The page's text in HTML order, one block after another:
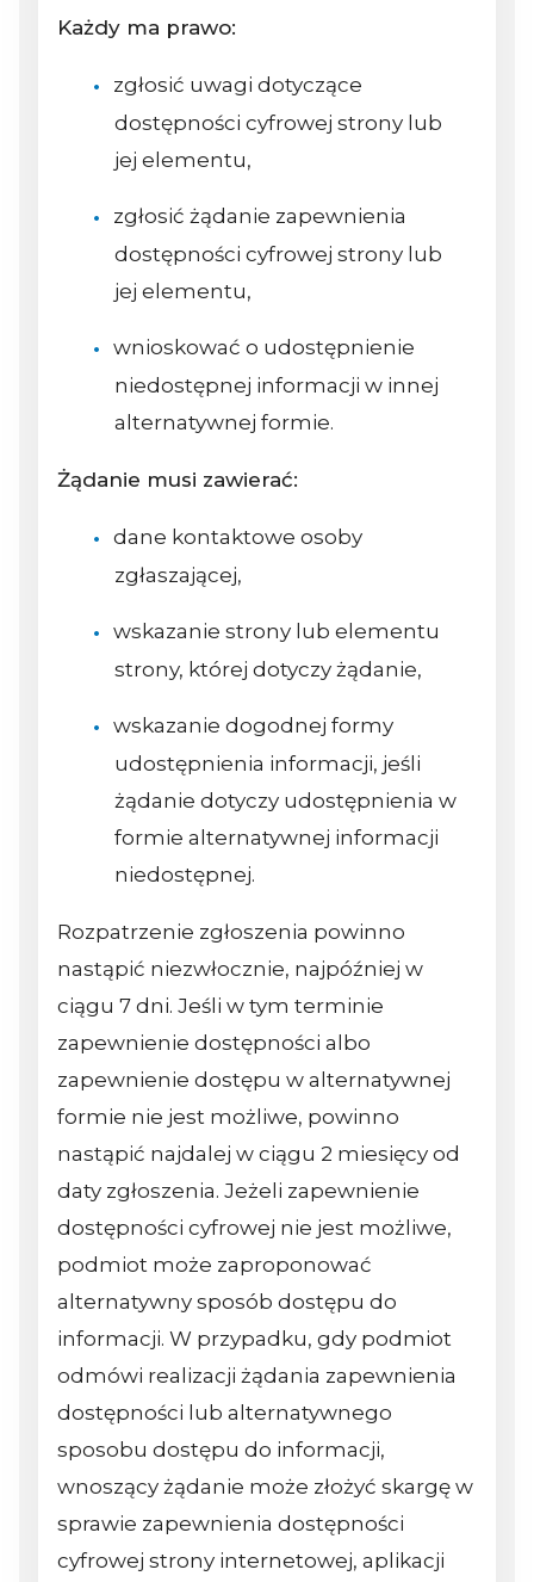
Każdy ma prawo:
zgłosić uwagi dotyczące
dostępności cyfrowej strony lub
jej elementu,
zgłosić żądanie zapewnienia
dostępności cyfrowej strony lub
jej elementu,
wnioskować o udostępnienie
niedostępnej informacji w innej
alternatywnej formie.
Żądanie musi zawierać:
dane kontaktowe osoby
zgłaszającej,
wskazanie strony lub elementu
strony, której dotyczy żądanie,
wskazanie dogodnej formy
udostępnienia informacji, jeśli
żądanie dotyczy udostępnienia w
formie alternatywnej informacji
niedostępnej.
Rozpatrzenie zgłoszenia powinno
nastąpić niezwłocznie, najpóźniej w
ciągu 7 dni. Jeśli w tym terminie
zapewnienie dostępności albo
zapewnienie dostępu w alternatywnej
formie nie jest możliwe, powinno
nastąpić najdalej w ciągu 2 miesięcy od
daty zgłoszenia. Jeżeli zapewnienie
dostępności cyfrowej nie jest możliwe,
podmiot może zaproponować
alternatywny sposób dostępu do
informacji. W przypadku, gdy podmiot
odmówi realizacji żądania zapewnienia
dostępności lub alternatywnego
sposobu dostępu do informacji,
wnoszący żądanie może złożyć skargę w
sprawie zapewnienia dostępności
cyfrowej strony internetowej, aplikacji